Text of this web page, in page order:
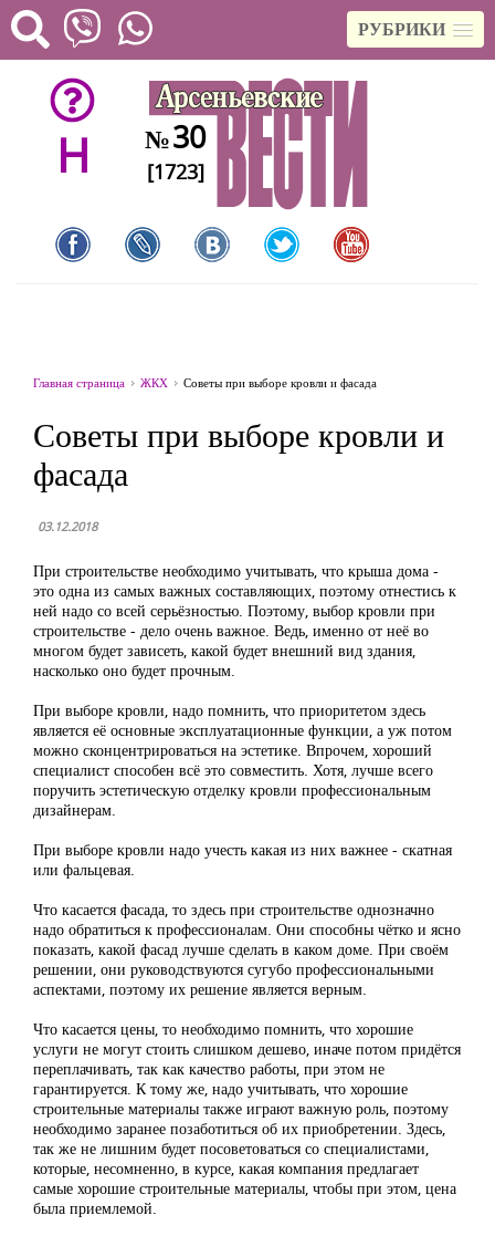
РУБРИКИ
H №30
[1723]
Главная страница ЖКХ Советы при выборе кровли и фасада
Советы при выборе кровли и
фасада
03.12.2018
При строительстве необходимо учитывать, что крыша дома -
это одна из самых важных составляющих, поэтому отнестись к
ней надо со всей серьёзностью. Поэтому, выбор кровли при
строительстве - дело очень важное. Ведь, именно от неё во
многом будет зависеть, какой будет внешний вид здания,
насколько оно будет прочным.
При выборе кровли, надо помнить, что приоритетом здесь
является её основные эксплуатационные функции, а уж потом
можно сконцентрироваться на эстетике. Впрочем, хороший
специалист способен всё это совместить. Хотя, лучше всего
поручить эстетическую отделку кровли профессиональным
дизайнерам.
При выборе кровли надо учесть какая из них важнее - скатная
или фальцевая.
Что касается фасада, то здесь при строительстве однозначно
надо обратиться к профессионалам. Они способны чётко и ясно
показать, какой фасад лучше сделать в каком доме. При своём
решении, они руководствуются сугубо профессиональными
аспектами, поэтому их решение является верным.
Что касается цены, то необходимо помнить, что хорошие
услуги не могут стоить слишком дешево, иначе потом придётся
переплачивать, так как качество работы, при этом не
гарантируется. К тому же, надо учитывать, что хорошие
строительные материалы также играют важную роль, поэтому
необходимо заранее позаботиться об их приобретении. Здесь,
так же не лишним будет посоветоваться со специалистами,
которые, несомненно, в курсе, какая компания предлагает
самые хорошие строительные материалы, чтобы при этом, цена
была приемлемой.